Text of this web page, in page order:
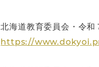
北海道教育委員会・令
https://